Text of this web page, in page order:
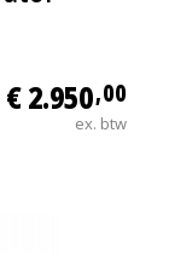
€ 2.950,00
ex. btw